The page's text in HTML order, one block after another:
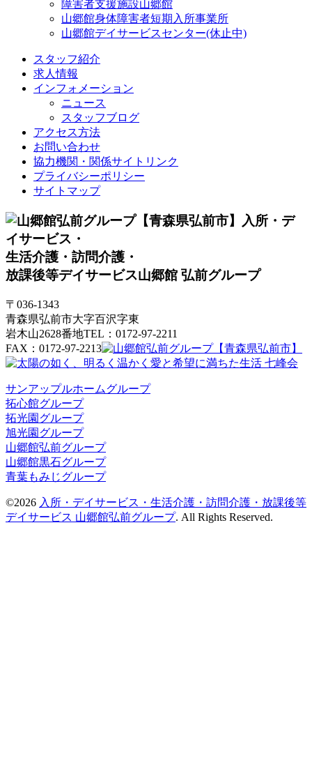
障害者支援施設山郷館
山郷館身体障害者短期入所事業所
山郷館デイサービスセンター(休止中)
スタッフ紹介
求人情報
インフォメーション
ニュース
スタッフブログ
アクセス方法
お問い合わせ
協力機関・関係サイトリンク
プライバシーポリシー
サイトマップ
入所・デ
イサービス・
生活介護・訪問介護・
放課後等デイサービス山郷館 弘前グループ
〒036-1343
青森県弘前市大字百沢字東
岩木山2628番地TEL：0172-97-2211
FAX：0172-97-2213
サンアップルホームグループ
拓心館グループ
拓光園グループ
旭光園グループ
山郷館弘前グループ
山郷館黒石グループ
青葉もみじグループ
©2026 入所・デイサービス・生活介護・訪問介護・放課後等
デイサービス 山郷館弘前グループ. All Rights Reserved.